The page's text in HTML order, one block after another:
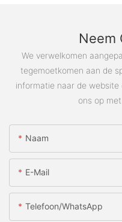
Neem
We verwelkomen
tegemoetkomen aan de
informatie naar de
ons op
Naam
E-Mail
Telefoon/WhatsApp